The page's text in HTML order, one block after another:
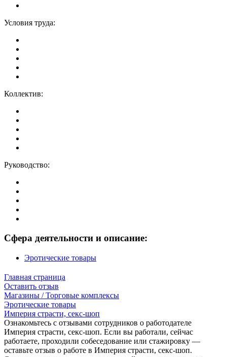
Условия труда:
Коллектив:
Руководство:
Сфера деятельности и описание:
Эротические товары
Главная страница
Оставить отзыв
Магазины / Торговые комплексы
Эротические товары
Империя страсти, секс-шоп
Ознакомьтесь с отзывами сотрудников о работодателе
Империя страсти, секс-шоп. Если вы работали, сейчас
работаете, проходили собеседование или стажировку —
оставьте отзыв о работе в Империя страсти, секс-шоп.